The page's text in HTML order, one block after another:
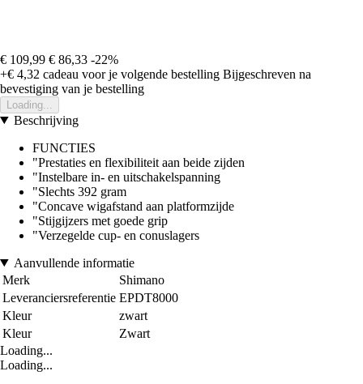
€ 109,99 € 86,33 -22%
+€ 4,32 cadeau voor je volgende bestelling Bijgeschreven na
bevestiging van je bestelling
Loading...
Beschrijving
FUNCTIES
"Prestaties en flexibiliteit aan beide zijden
"Instelbare in- en uitschakelspanning
"Slechts 392 gram
"Concave wigafstand aan platformzijde
"Stijgijzers met goede grip
"Verzegelde cup- en conuslagers
Aanvullende informatie
Merk
Shimano
Leveranciersreferentie EPDT8000
Kleur
zwart
Kleur
Zwart
Loading...
Loading...